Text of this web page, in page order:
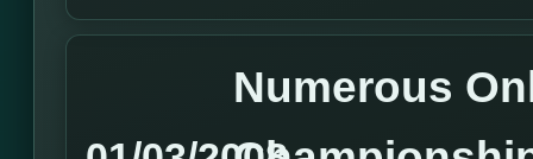
Numerous